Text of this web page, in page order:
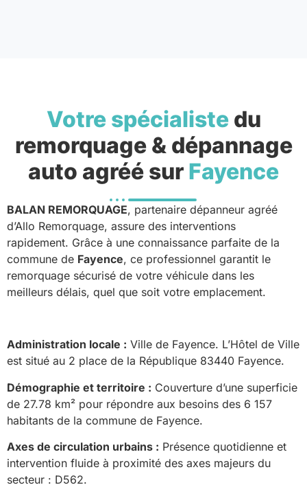
Votre spécialistedu
remorquage & dépannage
auto agréé sur Fayence
BALAN REMORQUAGE, partenaire dépanneur agréé
d’Allo Remorquage, assure des interventions
rapidement. Grâce à une connaissance parfaite de la
commune de Fayence, ce professionnel garantit le
remorquage sécurisé de votre véhicule dans les
meilleurs délais, quel que soit votre emplacement.
Administration locale : Ville de Fayence. L’Hôtel de Ville
est situé au 2 place de la République 83440 Fayence.
Démographie et territoire : Couverture d’une superficie
de 27.78 km² pour répondre aux besoins des 6 157
habitants de la commune de Fayence.
Axes de circulation urbains : Présence quotidienne et
intervention fluide à proximité des axes majeurs du
secteur : D562.